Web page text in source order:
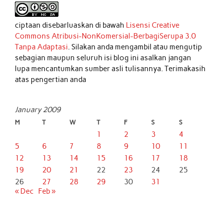
ciptaan disebarluaskan di bawah Lisensi Creative
Commons Atribusi-NonKomersial-BerbagiSerupa 3.0
Tanpa Adaptasi. Silakan anda mengambil atau mengutip
sebagian maupun seluruh isi blog ini asalkan jangan
lupa mencantumkan sumber asli tulisannya. Terimakasih
atas pengertian anda
January 2009
M T W T F S S
1 2 3
4
5
6 7 8 9 10
11
12
13 14 15 16 17
18
19
20 21 22 23 24
25
26
27 28 29 30
31
« Dec
Feb »